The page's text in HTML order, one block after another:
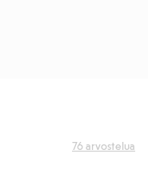
76 arvostelua